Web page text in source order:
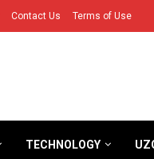
Contact Us Terms of Use
TECHNOLOGY